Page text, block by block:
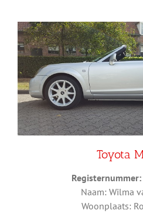
Toyota
Naam: Wilma
Woonplaats: